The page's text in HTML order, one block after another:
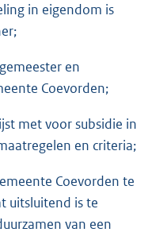
in eigendom is
en
Coevorden;
met voor subsidie in
en criteria;
Coevorden te
uitsluitend is te
van een